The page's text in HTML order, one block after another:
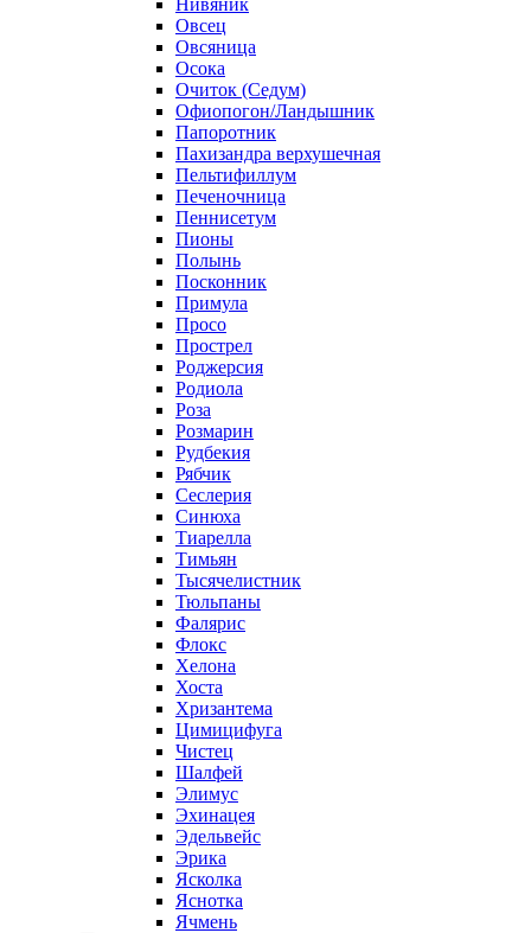
Нивяник
Овсец
Овсяница
Осока
Очиток (Седум)
Офиопогон/Ландышник
Папоротник
Пахизандра верхушечная
Пельтифиллум
Печеночница
Пеннисетум
Пионы
Полынь
Посконник
Примула
Просо
Прострел
Роджерсия
Родиола
Роза
Розмарин
Рудбекия
Рябчик
Сеслерия
Синюха
Тиарелла
Тимьян
Тысячелистник
Тюльпаны
Фалярис
Флокс
Хелона
Хоста
Хризантема
Цимицифуга
Чистец
Шалфей
Элимус
Эхинацея
Эдельвейс
Эрика
Ясколка
Яснотка
Ячмень